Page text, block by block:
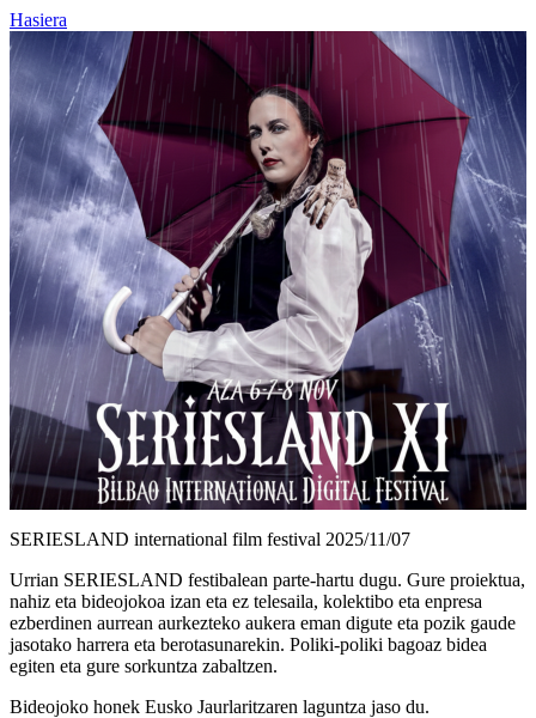
Hasiera
SERIESLAND international film festival 2025/11/07
Urrian SERIESLAND festibalean parte-hartu dugu. Gure proiektua,
nahiz eta bideojokoa izan eta ez telesaila, kolektibo eta enpresa
ezberdinen aurrean aurkezteko aukera eman digute eta pozik gaude
jasotako harrera eta berotasunarekin. Poliki-poliki bagoaz bidea
egiten eta gure sorkuntza zabaltzen.
Bideojoko honek Eusko Jaurlaritzaren laguntza jaso du.